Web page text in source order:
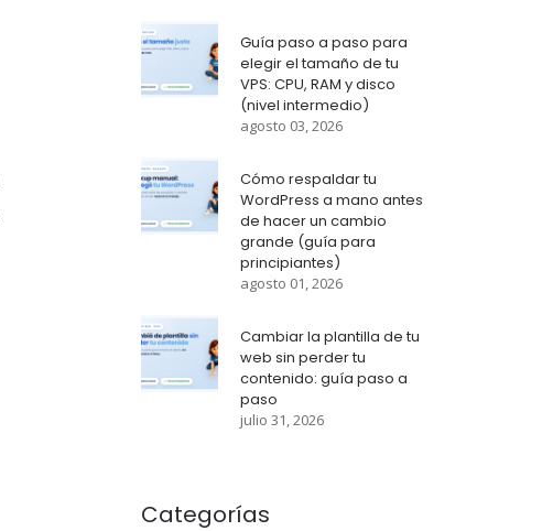
Guía paso a paso para
elegir el tamaño de tu
VPS: CPU, RAM y disco
(nivel intermedio)
agosto 03, 2026
Cómo respaldar tu
WordPress a mano antes
de hacer un cambio
grande (guía para
principiantes)
agosto 01, 2026
Cambiar la plantilla de tu
web sin perder tu
contenido: guía paso a
paso
julio 31, 2026
Categorías